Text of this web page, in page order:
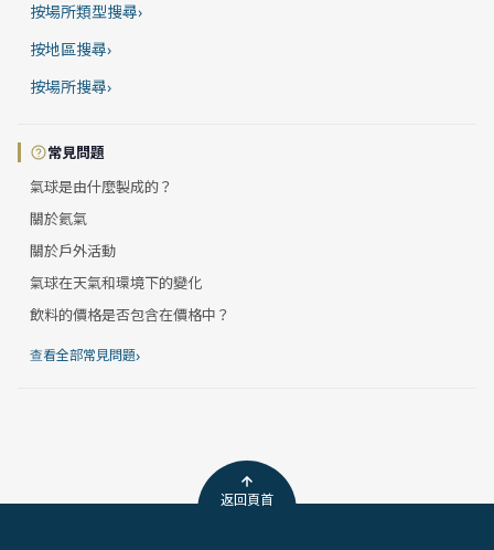
按場所類型搜尋›
按地區搜尋›
按場所搜尋›
常見問題
氣球是由什麼製成的？
關於氦氣
關於戶外活動
氣球在天氣和環境下的變化
飲料的價格是否包含在價格中？
查看全部常見問題›
返回頁首